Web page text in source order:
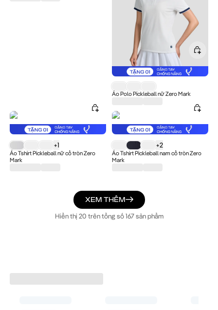
Áo Polo Pickleball nữ Zero Mark
Sản phẩm Áo Polo Pickleball
+1
Áo Tshirt Pickleball nữ cổ tròn Zero
Mark
Sản phẩm Áo Tshirt Pickleball nữ cổ tròn Zero Mark có giá ...
+2
Áo Tshirt Pickleball nam cổ tròn Zero
Mark
Sản phẩm Áo Tshirt Pickleball
XEM THÊM
Hiển thị 20 trên tổng số 167 sản phẩm